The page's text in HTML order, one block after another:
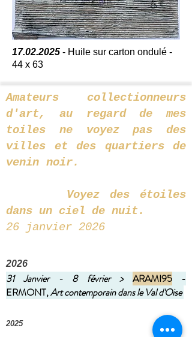
17.02.2025 - Huile sur carton ondulé -
44 x 63
Amateurs collectionneurs
d'art, au regard de mes
toiles ne voyez pas des
villes et des quartiers de
venin noir.
Voyez des étoiles
dans un ciel de nuit.
26 janvier 2026
2026
31 Janvier - 8 février > ARAMI95-
ERMONT,Art contemporain dans le Val d'Oise
2025